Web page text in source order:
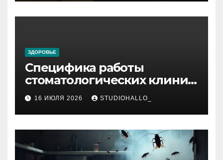
ЗДОРОВЬЕ
Специфика работы
стоматологических клиник
в мегаполисе
16 ИЮЛЯ 2026 STUDIOHALLO_